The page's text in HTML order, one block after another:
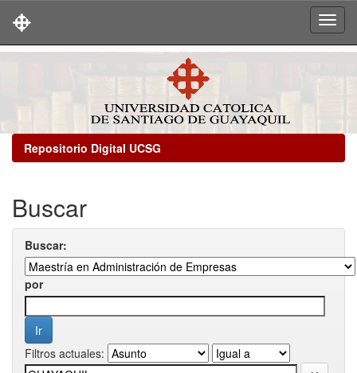
Repositorio Digital UCSG
Buscar
Buscar:
por
Filtros actuales: